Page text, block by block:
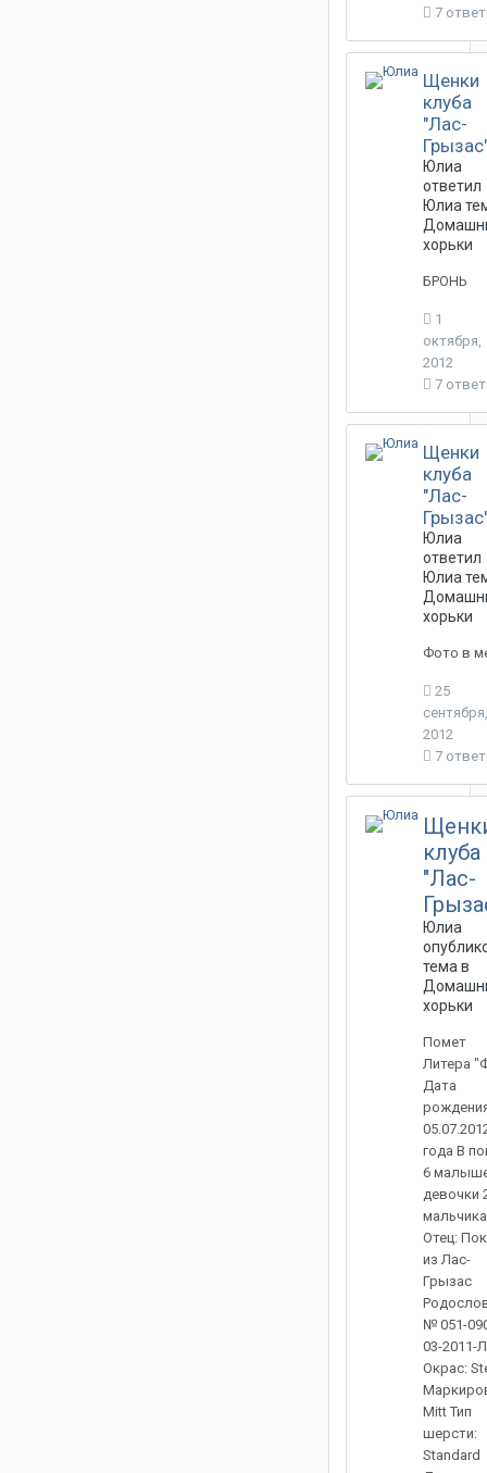
7
Щенки
клуба
"Лас-
Юлиа
ответил
Юлиа
хорьки
БРОНЬ
1
октября,
2012
7
Щенки
клуба
"Лас-
Юлиа
ответил
Юлиа
хорьки
Фото в
25
сентября,
2012
7
клуба
"Лас-
Юлиа
тема в
хорьки
Помет
Литера
Дата
года В
6
девочки
мальчика
Отец:
из Лас-
Грызас
№ 051-
03-2011-
Окрас:
Mitt Тип
шерсти:
Standard